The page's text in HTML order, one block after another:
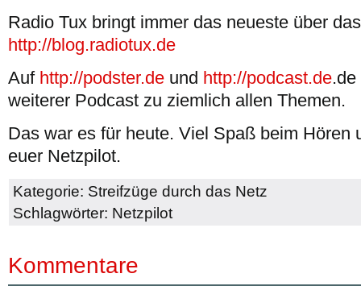
Radio Tux bringt immer das neueste über
http://blog.radiotux.de
Auf http://podster.de und http://podcast.de
weiterer Podcast zu ziemlich allen Themen.
Das war es für heute. Viel Spaß beim Hören
euer Netzpilot.
Kategorie: Streifzüge durch das Netz
Schlagwörter: Netzpilot
Kommentare